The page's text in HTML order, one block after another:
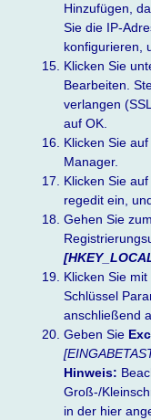
Hinzufügen,
Sie die IP-
konfigurieren,
Klicken Sie
Bearbeiten.
verlangen
auf OK.
Klicken Sie
Manager.
Klicken Sie
regedit ein,
Gehen Sie
Klicken Sie
Schlüssel
anschließend
Geben Sie
Hinweis:
Groß-/
in der hier